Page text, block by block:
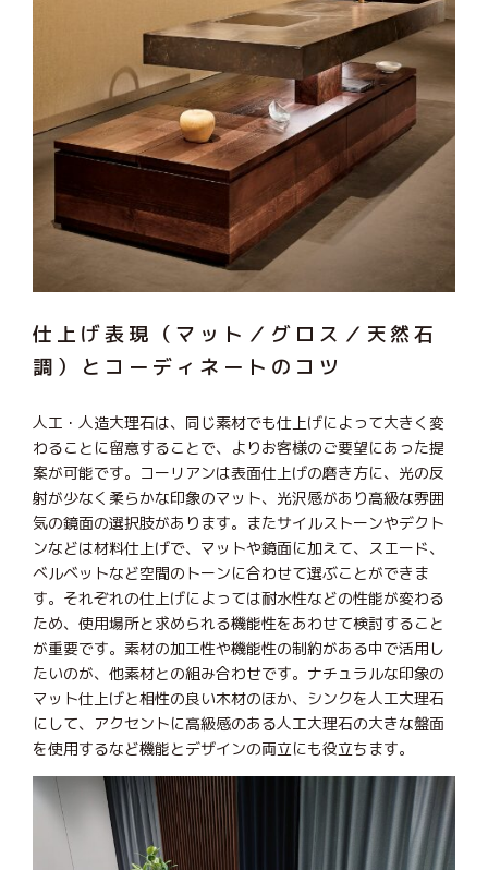
仕上げ表現（マット／グロス／天然石
調）とコーディネートのコツ
人工・人造大理石は、同じ素材でも仕上げによって大きく変
わることに留意することで、よりお客様のご要望にあった提
案が可能です。コーリアンは表面仕上げの磨き方に、光の反
射が少なく柔らかな印象のマット、光沢感があり高級な雰囲
気の鏡面の選択肢があります。またサイルストーンやデクト
ンなどは材料仕上げで、マットや鏡面に加えて、スエード、
ベルベットなど空間のトーンに合わせて選ぶことができま
す。それぞれの仕上げによっては耐水性などの性能が変わる
ため、使用場所と求められる機能性をあわせて検討すること
が重要です。素材の加工性や機能性の制約がある中で活用し
たいのが、他素材との組み合わせです。ナチュラルな印象の
マット仕上げと相性の良い木材のほか、シンクを人工大理石
にして、アクセントに高級感のある人工大理石の大きな盤面
を使用するなど機能とデザインの両立にも役立ちます。